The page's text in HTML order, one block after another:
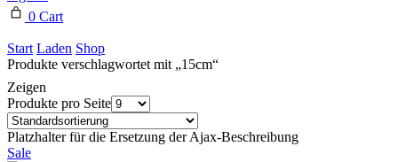
0 Cart
Start Laden Shop
Produkte verschlagwortet mit „15cm“
Zeigen
Produkte pro Seite
Platzhalter für die Ersetzung der Ajax-Beschreibung
Sale